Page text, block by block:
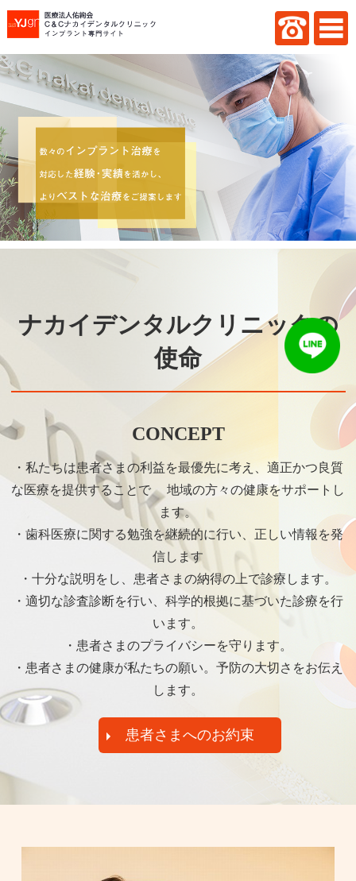
ナカイデンタルクリニックの
使命
CONCEPT
・私たちは患者さまの利益を最優先に考え、適正かつ良質
な医療を提供することで 地域の方々の健康をサポートし
ます。
・歯科医療に関する勉強を継続的に行い、正しい情報を発
信します
・十分な説明をし、患者さまの納得の上で診療します。
・適切な診査診断を行い、科学的根拠に基づいた診療を行
います。
・患者さまのプライバシーを守ります。
・患者さまの健康が私たちの願い。予防の大切さをお伝え
します。
患者さまへのお約束